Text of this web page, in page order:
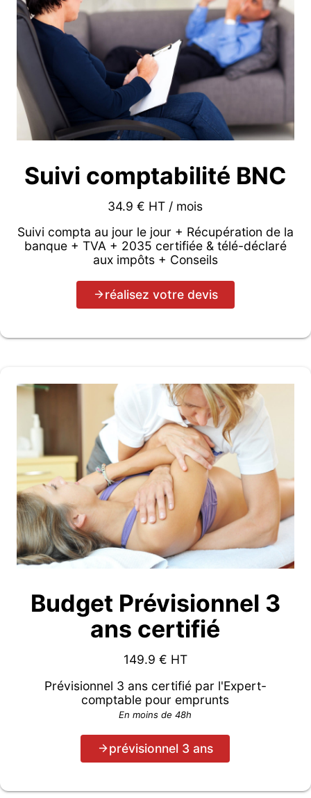
Suivi comptabilité BNC
34.9 € HT / mois
Suivi compta au jour le jour + Récupération de la
banque + TVA + 2035 certifiée & télé-déclaré
aux impôts + Conseils
réalisez votre devis
Budget Prévisionnel 3
ans certifié
149.9 € HT
Prévisionnel 3 ans certifié par l'Expert-
comptable pour emprunts
En moins de 48h
prévisionnel 3 ans